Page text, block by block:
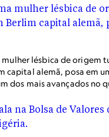
lésbica de origem
capital alemã, posa em
dos mais avançados no
plano nacional que
em 2017, e um
para todos”, que